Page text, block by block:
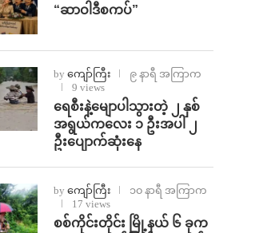
“ဆာဝါဒီစကပ်”
by ကျော်ကြီး
၉ နာရီ အကြာက
9 views
ရေစီးနဲ့မျောပါသွားတဲ့ ၂ နှစ်
အရွယ်ကလေး ၁ ဦးအပါ ၂
ဦးပျောက်ဆုံးနေ
by ကျော်ကြီး
၁၀ နာရီ အကြာက
17 views
စစ်ကိုင်းတိုင်း မြို့နယ် ၆ ခုက